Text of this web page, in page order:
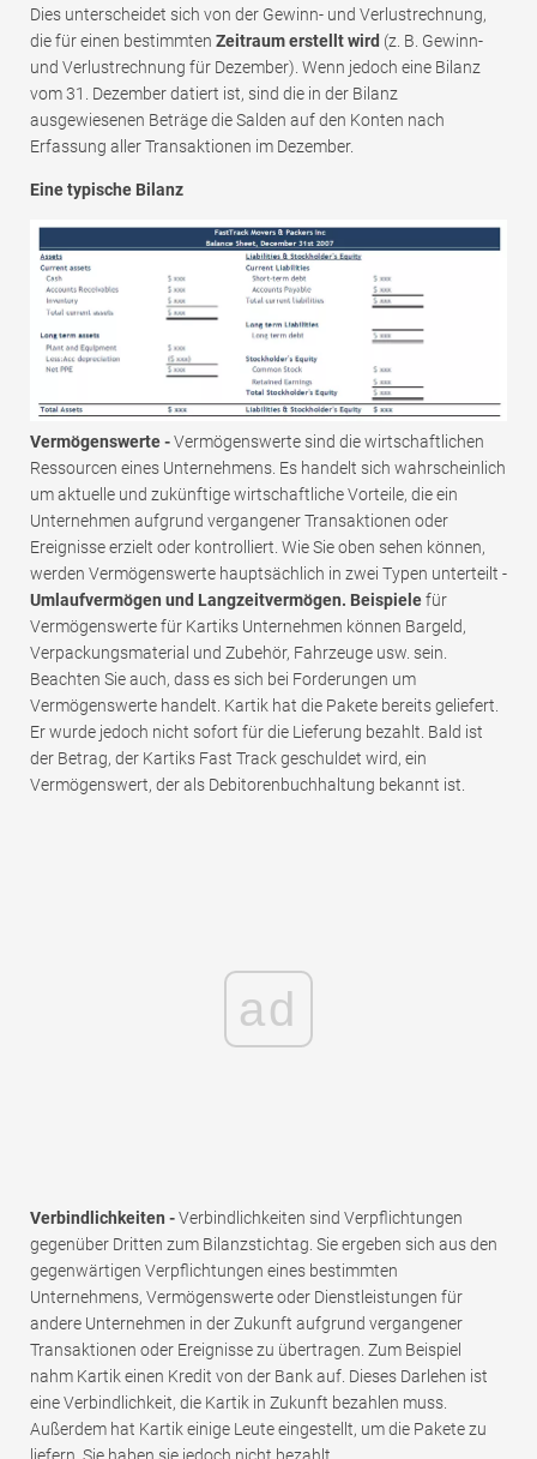
Dies unterscheidet sich von der Gewinn- und Verlustrechnung,
die für einen bestimmten Zeitraum erstellt wird (z. B. Gewinn-
und Verlustrechnung für Dezember). Wenn jedoch eine Bilanz
vom 31. Dezember datiert ist, sind die in der Bilanz
ausgewiesenen Beträge die Salden auf den Konten nach
Erfassung aller Transaktionen im Dezember.
Eine typische Bilanz
Vermögenswerte -Vermögenswerte sind die wirtschaftlichen
Ressourcen eines Unternehmens. Es handelt sich wahrscheinlich
um aktuelle und zukünftige wirtschaftliche Vorteile, die ein
Unternehmen aufgrund vergangener Transaktionen oder
Ereignisse erzielt oder kontrolliert. Wie Sie oben sehen können,
werden Vermögenswerte hauptsächlich in zwei Typen unterteilt -
Umlaufvermögen und Langzeitvermögen. Beispielefür
Vermögenswerte für Kartiks Unternehmen können Bargeld,
Verpackungsmaterial und Zubehör, Fahrzeuge usw. sein.
Beachten Sie auch, dass es sich bei Forderungen um
Vermögenswerte handelt. Kartik hat die Pakete bereits geliefert.
Er wurde jedoch nicht sofort für die Lieferung bezahlt. Bald ist
der Betrag, der Kartiks Fast Track geschuldet wird, ein
Vermögenswert, der als Debitorenbuchhaltung bekannt ist.
ad
Verbindlichkeiten -Verbindlichkeiten sind Verpflichtungen
gegenüber Dritten zum Bilanzstichtag. Sie ergeben sich aus den
gegenwärtigen Verpflichtungen eines bestimmten
Unternehmens, Vermögenswerte oder Dienstleistungen für
andere Unternehmen in der Zukunft aufgrund vergangener
Transaktionen oder Ereignisse zu übertragen. Zum Beispiel
nahm Kartik einen Kredit von der Bank auf. Dieses Darlehen ist
eine Verbindlichkeit, die Kartik in Zukunft bezahlen muss.
Außerdem hat Kartik einige Leute eingestellt, um die Pakete zu